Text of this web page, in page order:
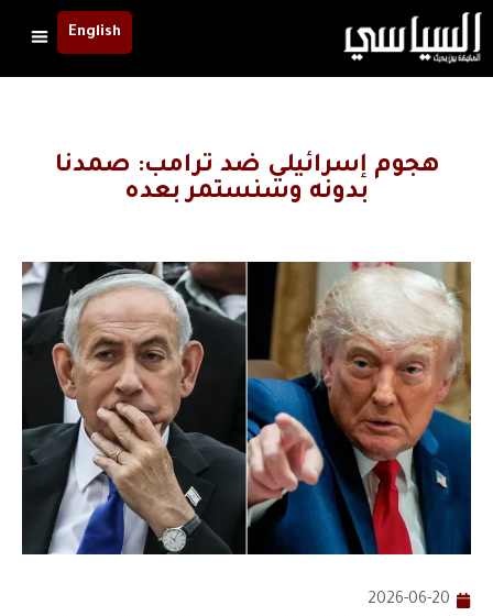
English
هجوم إسرائيلي ضد ترامب: صمدنا
بدونه وسنستمر بعده
2026-06-20